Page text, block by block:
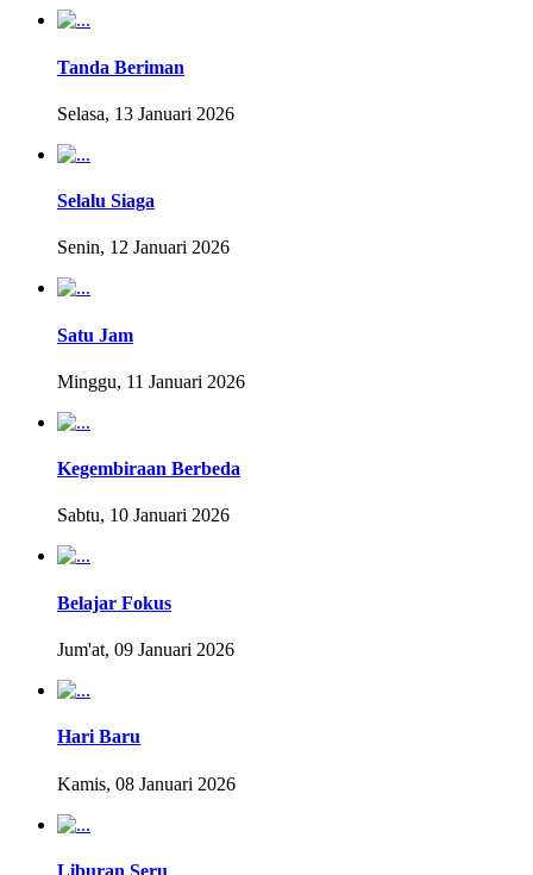
Tanda Beriman
Selasa, 13 Januari 2026
Selalu Siaga
Senin, 12 Januari 2026
Satu Jam
Minggu, 11 Januari 2026
Kegembiraan Berbeda
Sabtu, 10 Januari 2026
Belajar Fokus
Jum'at, 09 Januari 2026
Hari Baru
Kamis, 08 Januari 2026
Liburan Seru